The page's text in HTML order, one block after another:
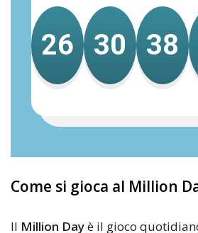
26 30 38
Come si gioca al Million
Il Million Dayè il gioco